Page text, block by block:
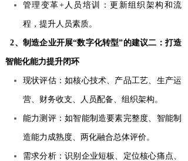
管理变革+人员培训：更新组织架构和流
程，提升人员素质。
2、制造企业开展“数字化转型”的建议二：打造
智能化能力提升闭环
现状评估：如核心技术、产品工艺、生产运
营、财务收支、人员配备、组织架构。
能力测评：如智能制造要素完整度、智能制
造能力成熟度、两化融合总体评价。
需求分析：识别企业短板、定位核心痛点、